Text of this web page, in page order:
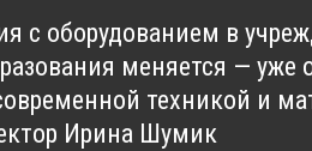
с оборудованием в
меняется — уже
техникой и
Ирина Шумик